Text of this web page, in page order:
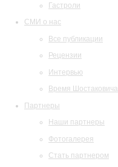
Гастроли
СМИ о нас
Все публикации
Рецензии
Интервью
Время Шостаковича
Партнеры
Наши партнеры
Фотогалерея
Стать партнером